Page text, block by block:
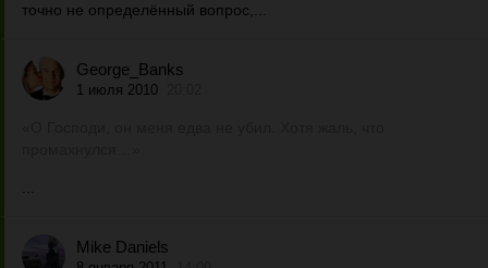
точно не определённый вопрос,...
George_Banks
1 июля 2010
Mike Daniels